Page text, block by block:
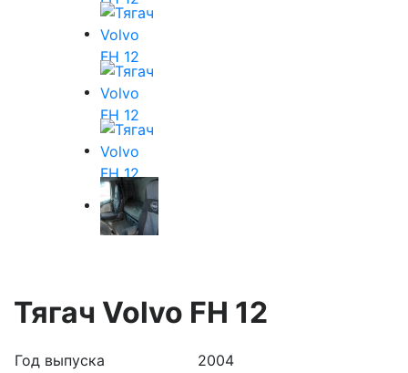
Тягач Volvo FH 12
Год выпуска
2004